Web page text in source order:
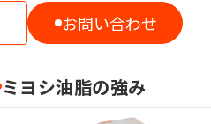
お問い合わせ
ミヨシ油脂の強み